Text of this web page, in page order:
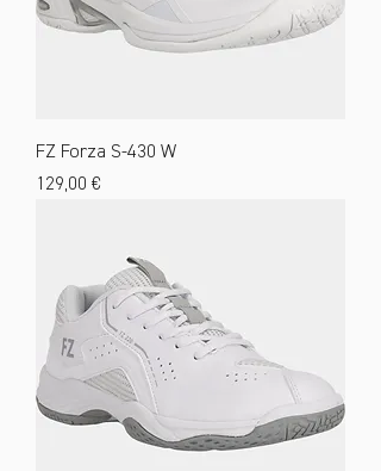
FZ Forza S-430 W
Preis
129,00 €